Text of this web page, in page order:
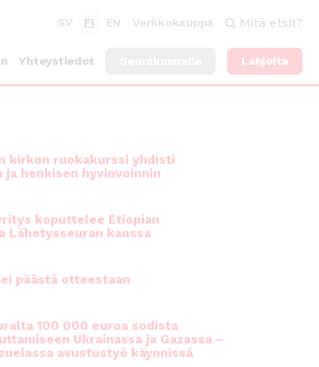
SV FI EN Verkkokauppa Mitä etsit?
Yhteystiedot Lahjoita
kirkon ruokakurssi yhdisti
ja henkisen hyvinvoinnin
koputtelee Etiopian
Lähetysseuran kanssa
päästä otteestaan
100 000 euroa sodista
Ukrainassa ja Gazassa –
avustustyö käynnissä